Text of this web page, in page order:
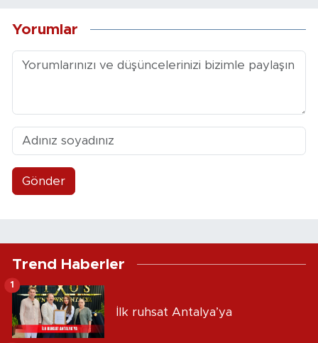
Yorumlar
Gönder
Trend Haberler
İlk ruhsat Antalya’ya
1